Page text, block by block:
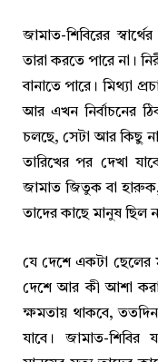
জামাত-শিবিরের
তারা করতে পারে না।
বানাতে পারে। মিথ্যা
আর এখন নির্বাচনের
চলছে, সেটা আর কিছু
তারিখের পর দেখা
জামাত জিতুক বা হারুক,
তাদের কাছে মানুষ ছিল
যে দেশে একটা ছেলের
দেশে আর কী আশা
ক্ষমতায় থাকবে,
যাবে। জামাত-শিবির